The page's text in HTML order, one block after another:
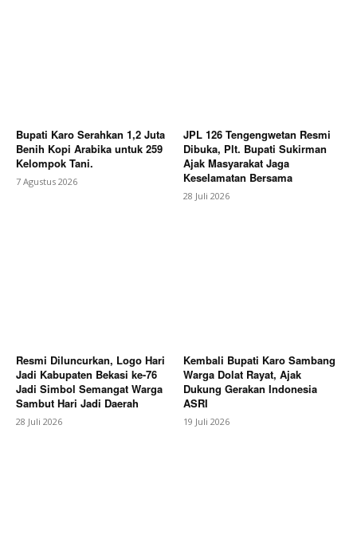
Company
About
Bupati Karo Serahkan 1,2 Juta
Benih Kopi Arabika untuk 259
Kelompok Tani.
7 Agustus 2026
JPL 126 Tengengwetan Resmi
Dibuka, Plt. Bupati Sukirman
Ajak Masyarakat Jaga
Keselamatan Bersama
28 Juli 2026
Resmi Diluncurkan, Logo Hari
Jadi Kabupaten Bekasi ke-76
Jadi Simbol Semangat Warga
Sambut Hari Jadi Daerah
28 Juli 2026
Kembali Bupati Karo Sambang
Warga Dolat Rayat, Ajak
Dukung Gerakan Indonesia
ASRI
19 Juli 2026